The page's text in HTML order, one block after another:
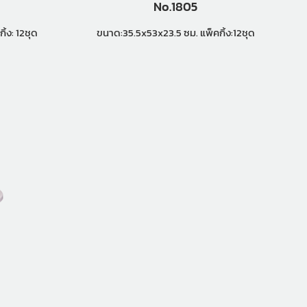
ซ.ม. แพ็คกิ้ง: 12ชุด
No.1805
ขนาด:35.5x53x23.5 ซม. แพ็คกิ้ง:12ชุด